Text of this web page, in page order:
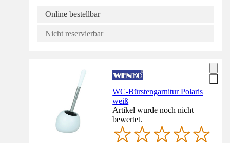
Online bestellbar
Nicht reservierbar
WC-Bürstengarnitur Polaris
weiß
Artikel wurde noch nicht
bewertet.